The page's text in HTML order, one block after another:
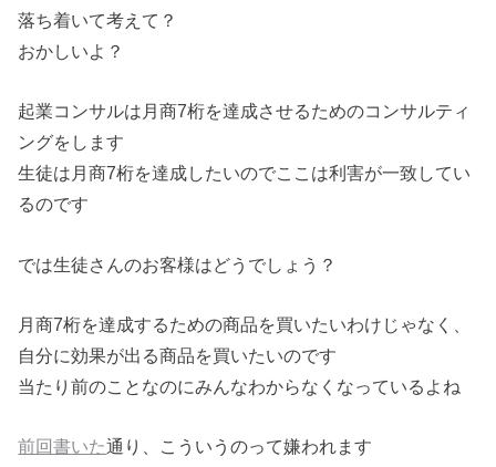
落ち着いて考えて？
おかしいよ？
起業コンサルは月商7桁を達成させるためのコンサルティ
ングをします
生徒は月商7桁を達成したいのでここは利害が一致してい
るのです
では生徒さんのお客様はどうでしょう？
月商7桁を達成するための商品を買いたいわけじゃなく、
自分に効果が出る商品を買いたいのです
当たり前のことなのにみんなわからなくなっているよね
前回書いた通り、こういうのって嫌われます